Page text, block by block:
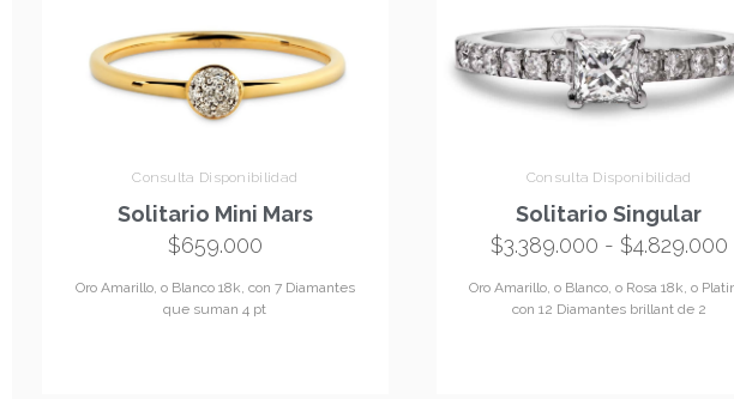
Consulta Disponibilidad
Solitario Mini Mars
$659.000
Oro Amarillo, o Blanco 18k, con 7 Diamantes
que suman 4 pt
Consulta Disponibilidad
Solitario Singular
$3.389.000 - $4.829.000
Oro Amarillo, o Blanco, o Rosa 18k, o
con 12 Diamantes brillant de 2